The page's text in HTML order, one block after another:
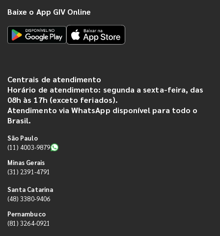
Baixe o App GIV Online
Centrais de atendimento
Horário de atendimento: segunda a sexta-feira, das
08h às 17h (exceto feriados).
Atendimento via WhatsApp disponível para todo o
Brasil.
São Paulo
(11) 4003-9879
Minas Gerais
(31) 2391-4791
Santa Catarina
(48) 3380-9406
Pernambuco
(81) 3264-0921